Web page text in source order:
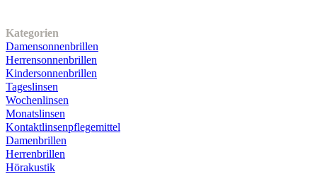
Kategorien
Damensonnenbrillen
Herrensonnenbrillen
Kindersonnenbrillen
Tageslinsen
Wochenlinsen
Monatslinsen
Kontaktlinsenpflegemittel
Damenbrillen
Herrenbrillen
Hörakustik